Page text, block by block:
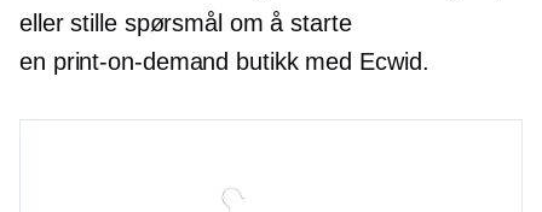
eller stille spørsmål om å starte
en print-on-demand butikk med Ecwid.